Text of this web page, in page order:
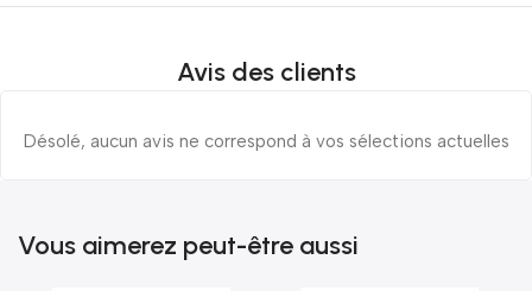
Avis des clients
Désolé, aucun avis ne correspond à vos sélections actuelles
Vous aimerez peut-être aussi